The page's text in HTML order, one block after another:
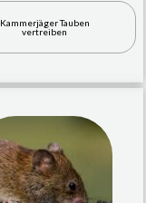
Kammerjäger Tauben
vertreiben